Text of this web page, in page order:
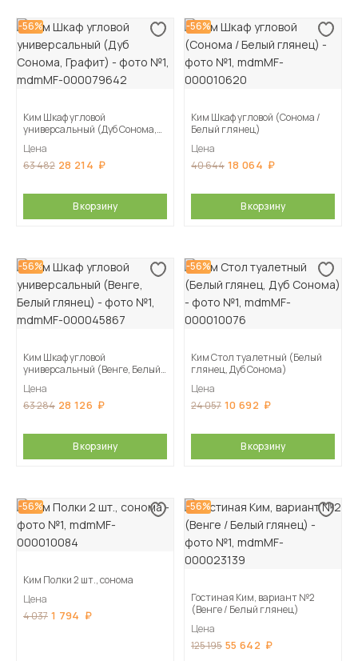
-56%
Ким Шкаф угловой
универсальный (Дуб Сонома,
Цена
63 482 28 214
В корзину
-56%
Ким Шкаф угловой (Сонома /
Белый глянец)
Цена
40 644 18 064
В корзину
-56%
Ким Шкаф угловой
универсальный (Венге, Белый
Цена
63 284 28 126
В корзину
-56%
Ким Стол туалетный (Белый
глянец, Дуб Сонома)
Цена
24 057 10 692
В корзину
-56%
Ким Полки 2 шт., сонома
Цена
4 037 1 794
-56%
Гостиная Ким, вариант №2
(Венге / Белый глянец)
Цена
125 195 55 642